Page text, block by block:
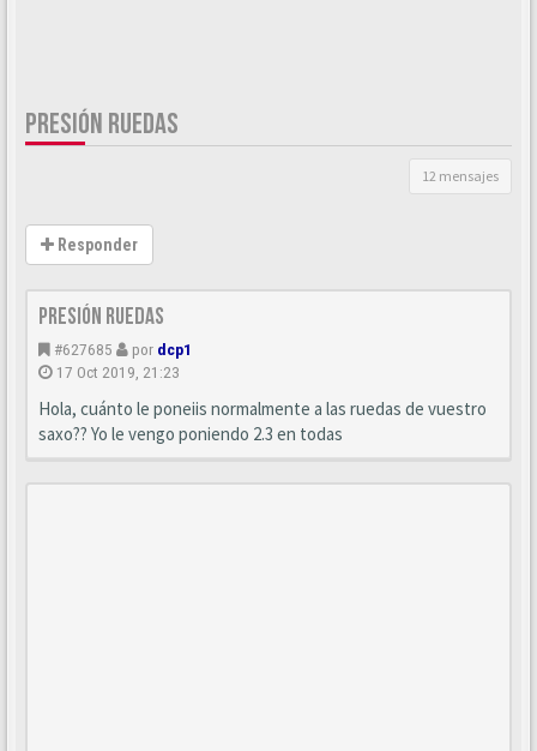
PRESIÓN RUEDAS
12 mensajes
Responder
Presión ruedas
#627685 por dcp1
17 Oct 2019, 21:23
Hola, cuánto le poneiis normalmente a las ruedas de vuestro
saxo?? Yo le vengo poniendo 2.3 en todas